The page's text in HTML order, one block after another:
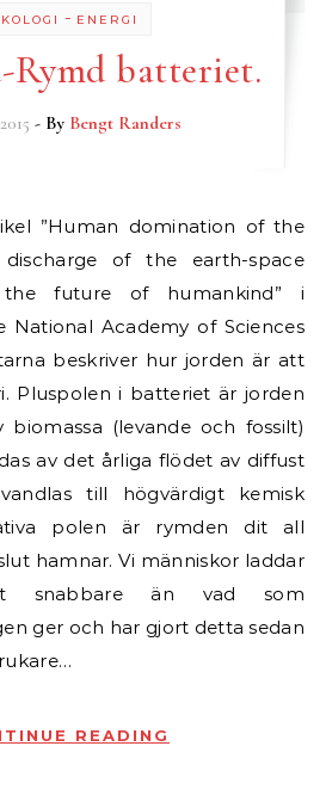
- ENERGI
Rymd batteriet.
- By Bengt Randers
discharge of the earth-space
future of humankind” i
National Academy of Sciences
beskriver hur jorden är att
Pluspolen i batteriet är jorden
biomassa (levande och fossilt)
av det årliga flödet av diffust
till högvärdigt kemisk
polen är rymden dit all
hamnar. Vi människor laddar
snabbare än vad som
ger och har gjort detta sedan
READING